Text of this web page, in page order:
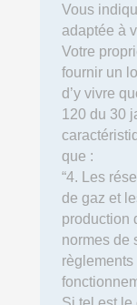
Vous
adaptée à
Votre
fournir un
d’y vivre
120 du 30
que :
“4. Les
de gaz et
production
normes de
règlements